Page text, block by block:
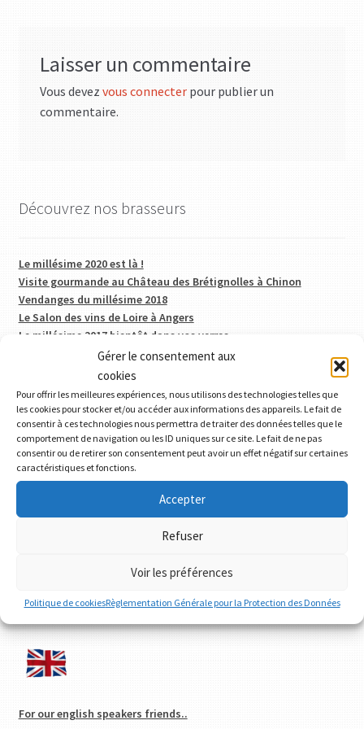
Gérer le consentement aux
cookies
Pour offrir les meilleures expériences, nous utilisons des technologies telles que
les cookies pour stocker et/ou accéder aux informations des appareils. Le fait de
consentir à ces technologies nous permettra de traiter des données telles que le
comportement de navigation ou les ID uniques sur ce site. Le fait de ne pas
consentir ou de retirer son consentement peut avoir un effet négatif sur certaines
caractéristiques et fonctions.
Accepter
Refuser
Voir les préférences
Politique de cookiesRèglementation Générale pour la Protection des Données
Laisser un commentaire
Vous devez vous connecterpour publier un
commentaire.
Découvrez nos brasseurs
Le millésime 2020 est là !
Visite gourmande au Château des Brétignolles à Chinon
Vendanges du millésime 2018
Le Salon des vins de Loire à Angers
Le millésime 2017 bientôt dans vos verres
Articles récents
Comment s’y retrouver parmi les différentes catégories de
vins bio
Le millésime 2020 est là !
Balade entre plaine et plateaux le long du Val de Vienne
La Maison Couly-Dutheil : un phare dans l’appellation
For our english speakers friends..